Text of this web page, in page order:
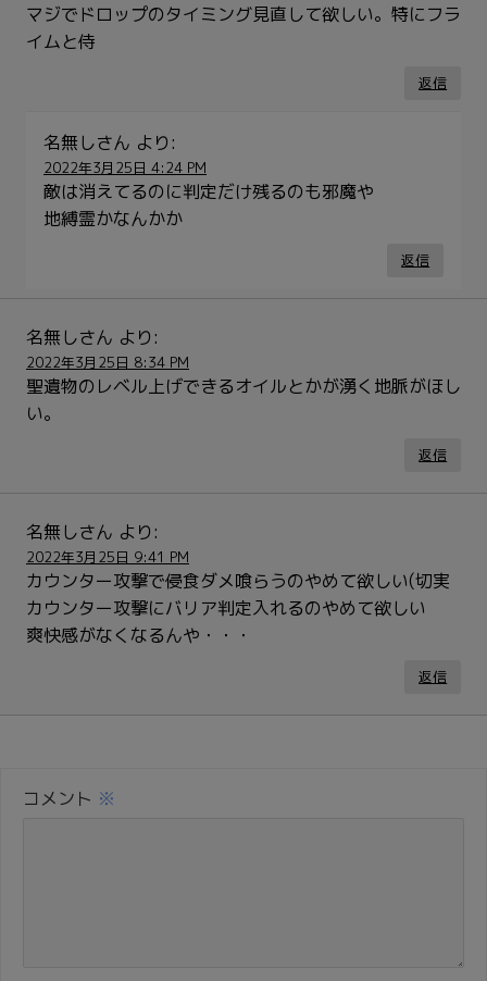
マジでドロップのタイミング見直して欲しい。特にフラ
イムと侍
返信
名無しさん より:
2022年3月25日 4:24 PM
敵は消えてるのに判定だけ残るのも邪魔や
地縛霊かなんかか
返信
名無しさん より:
2022年3月25日 8:34 PM
聖遺物のレベル上げできるオイルとかが湧く地脈がほし
い。
返信
名無しさん より:
2022年3月25日 9:41 PM
カウンター攻撃で侵食ダメ喰らうのやめて欲しい(切実
カウンター攻撃にバリア判定入れるのやめて欲しい
爽快感がなくなるんや・・・
返信
コメント ※